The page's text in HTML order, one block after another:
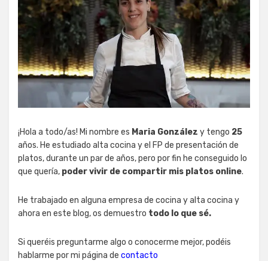
¡Hola a todo/as! Mi nombre es Maria González y tengo 25
años. He estudiado alta cocina y el FP de presentación de
platos, durante un par de años, pero por fin he conseguido lo
que quería, poder vivir de compartir mis platos online.
He trabajado en alguna empresa de cocina y alta cocina y
ahora en este blog, os demuestro todo lo que sé.
Si queréis preguntarme algo o conocerme mejor, podéis
hablarme por mi página de contacto